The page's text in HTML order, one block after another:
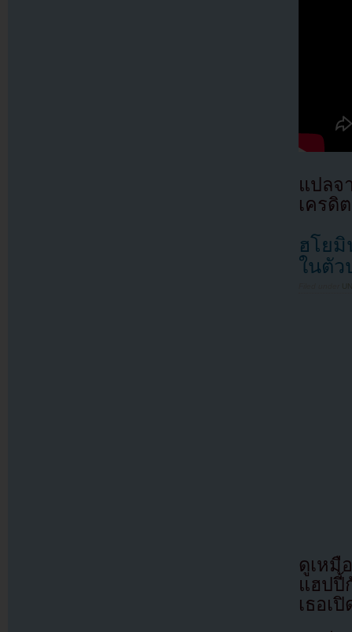
แปลจ
เครดิ
ฮโยมิ
ในตัว
ดูเหมื
แฮปปี้
เธอเ